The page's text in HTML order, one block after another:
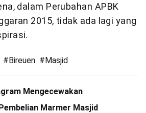
dalam Perubahan APBK
2015, tidak ada lagi yang
#Bireuen #Masjid
Mengecewakan
Marmer Masjid